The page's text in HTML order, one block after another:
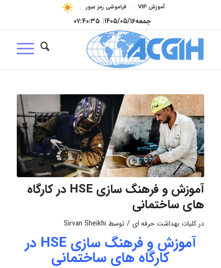
آموزش VIP فراموشی رمز عبور
جمعه۱۴۰۵/۰۵/۱۶| ۰۷:۴۰:۳۶
آموزش و فرهنگ سازی HSE در کارگاه
های ساختمانی
در کلیات بهداشت حرفه ای / توسط Sirvan Sheikhi
آموزش و فرهنگ سازی HSE در
کارگاه های ساختمانی